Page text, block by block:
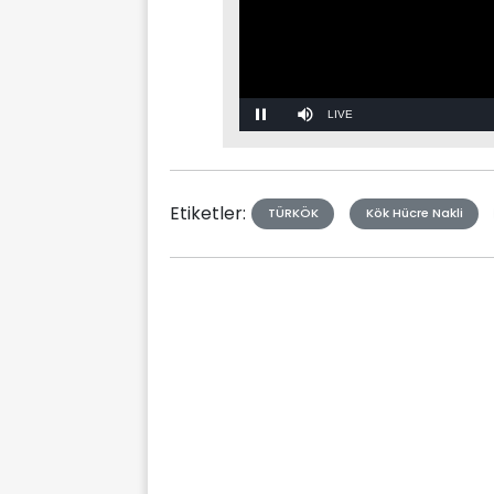
Mute Stream
Etiketler: TÜRKÖK Kök Hücre Nakli